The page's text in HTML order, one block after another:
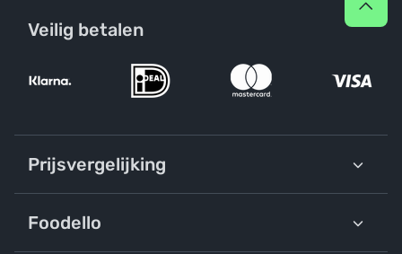
Veilig betalen
Prijsvergelijking
Foodello